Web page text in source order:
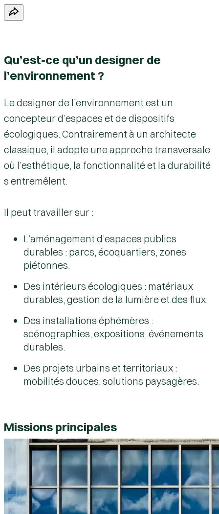
Qu’est-ce qu’un designer de
l’environnement ?
Le designer de l’environnement est un
concepteur d’espaces et de dispositifs
écologiques. Contrairement à un architecte
classique, il adopte une approche transversale
où l’esthétique, la fonctionnalité et la durabilité
s’entremêlent.
Il peut travailler sur :
L’aménagement d’espaces publics
durables : parcs, écoquartiers, zones
piétonnes.
Des intérieurs écologiques : matériaux
durables, gestion de la lumière et des flux.
Des installations éphémères :
scénographies, expositions, événements
durables.
Des projets urbains et territoriaux :
mobilités douces, solutions paysagères.
Missions principales